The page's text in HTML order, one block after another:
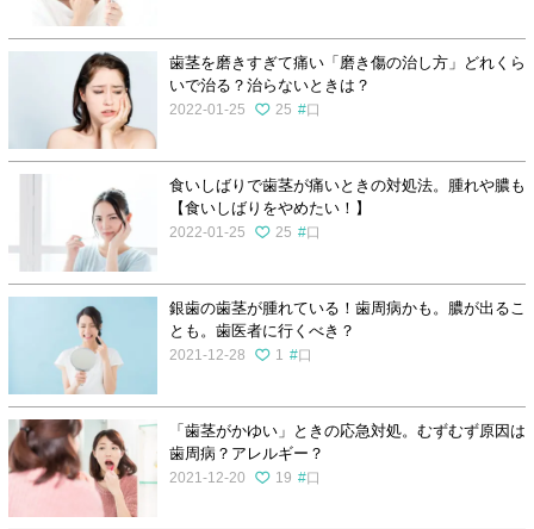
歯茎を磨きすぎて痛い「磨き傷の治し方」どれくら
いで治る？治らないときは？
2022-01-25 25 口
食いしばりで歯茎が痛いときの対処法。腫れや膿も
【食いしばりをやめたい！】
2022-01-25 25 口
銀歯の歯茎が腫れている！歯周病かも。膿が出るこ
とも。歯医者に行くべき？
2021-12-28 1 口
「歯茎がかゆい」ときの応急対処。むずむず原因は
歯周病？アレルギー？
2021-12-20 19 口